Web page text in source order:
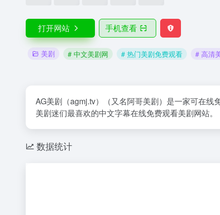
打开网站 手机查看
美剧 # 中文美剧网 # 热门美剧免费观看 # 高清
AG美剧（agmj.tv）（又名阿哥美剧）是一家可在线
美剧迷们最喜欢的中文字幕在线免费观看美剧网站。
数据统计